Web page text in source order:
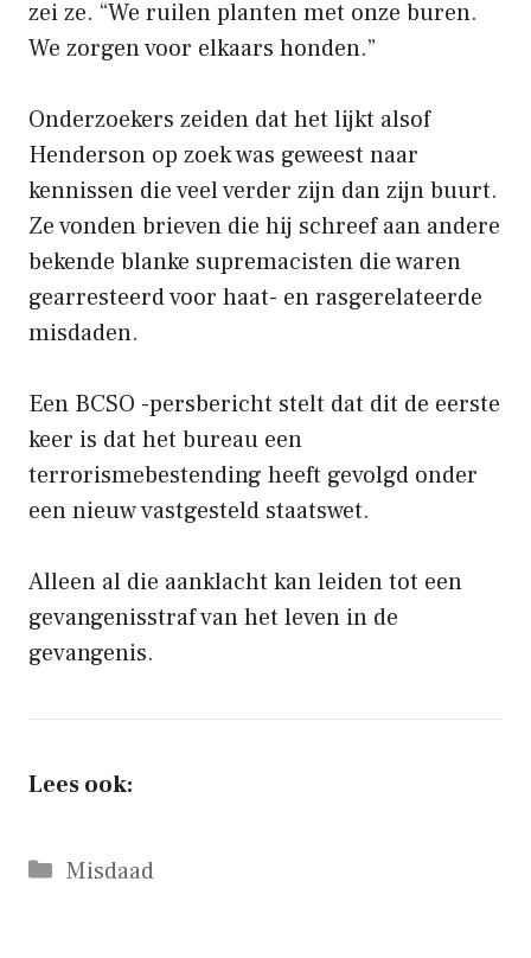
zei ze. “We ruilen planten met onze buren.
We zorgen voor elkaars honden.”
Onderzoekers zeiden dat het lijkt alsof
Henderson op zoek was geweest naar
kennissen die veel verder zijn dan zijn buurt.
Ze vonden brieven die hij schreef aan andere
bekende blanke supremacisten die waren
gearresteerd voor haat- en rasgerelateerde
misdaden.
Een BCSO -persbericht stelt dat dit de eerste
keer is dat het bureau een
terrorismebestending heeft gevolgd onder
een nieuw vastgesteld staatswet.
Alleen al die aanklacht kan leiden tot een
gevangenisstraf van het leven in de
gevangenis.
Lees ook:
Categorieën
Misdaad